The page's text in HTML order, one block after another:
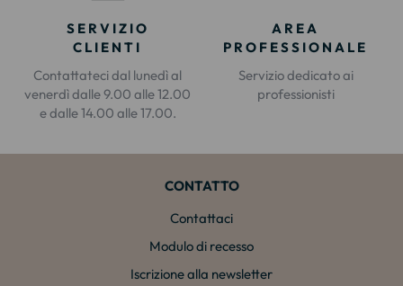
SERVIZIO
CLIENTI
Contattateci dal lunedì al
venerdì dalle 9.00 alle 12.00
e dalle 14.00 alle 17.00.
AREA
PROFESSIONALE
Servizio dedicato ai
professionisti
CONTATTO
Contattaci
Modulo di recesso
Iscrizione alla newsletter